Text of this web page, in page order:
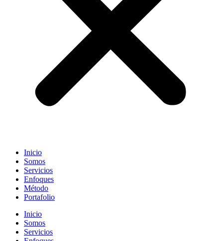
Inicio
Somos
Servicios
Enfoques
Método
Portafolio
Inicio
Somos
Servicios